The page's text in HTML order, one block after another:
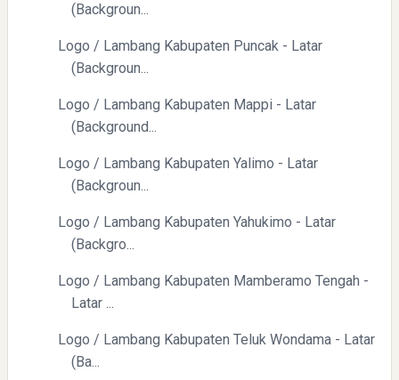
(Backgroun...
Logo / Lambang Kabupaten Puncak - Latar
(Backgroun...
Logo / Lambang Kabupaten Mappi - Latar
(Background...
Logo / Lambang Kabupaten Yalimo - Latar
(Backgroun...
Logo / Lambang Kabupaten Yahukimo - Latar
(Backgro...
Logo / Lambang Kabupaten Mamberamo Tengah -
Latar ...
Logo / Lambang Kabupaten Teluk Wondama - Latar
(Ba...